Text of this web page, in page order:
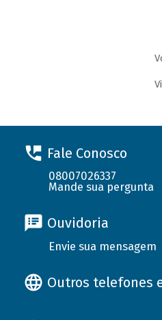
Fale Conosco
08007026337
Mande sua pergunta
Ouvidoria
Envie sua mensagem
Outros telefones